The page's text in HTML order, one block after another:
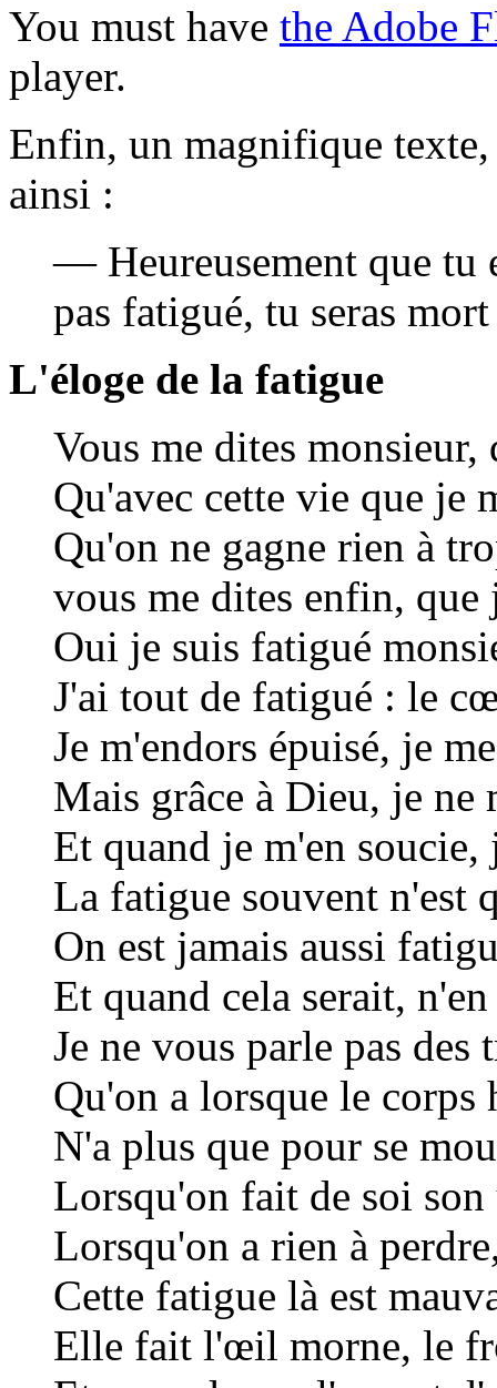
You must have the Adobe
player.
Enfin, un magnifique texte,
ainsi :
— Heureusement que tu
pas fatigué, tu seras
L'éloge de la fatigue
Vous me dites
Qu'avec cette vie que je
Qu'on ne gagne rien à
vous me dites enfin, que
Oui je suis fatigué
J'ai tout de fatigué : le
Je m'endors épuisé, je
Mais grâce à Dieu, je ne
Et quand je m'en
La fatigue souvent n'est
On est jamais aussi
Et quand cela serait,
Je ne vous parle pas des
Qu'on a lorsque le corps
N'a plus que pour se
Lorsqu'on fait de soi
Lorsqu'on a rien à
Cette fatigue là est
Elle fait l'œil morne, le